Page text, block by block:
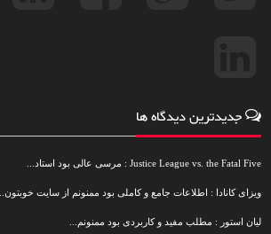
جدیدترین دیدگاه ها
Justice League vs. the Fatal Five : مرسی عالی بود استاد...
ویزای کانادا : اطلاعات جامع و کاملی بود ممنونم از سایت خوبتون...
لیان استور : مطلب مفید و کاربردی بود ممنونم...